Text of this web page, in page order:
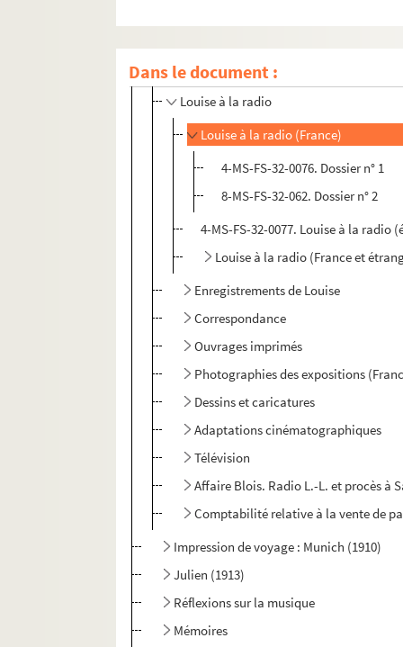
Dans le document :
Productions de
Critiques (France et presse
Louise à la radio
Louise à la radio (France)
4-MS-FS-32-0076. Dossier n° 1
8-MS-FS-32-062. Dossier n° 2
4-MS-FS-32-0077. Louise à la
Louise à la radio (France et
Enregistrements de Louise
Correspondance
Ouvrages imprimés
Photographies des expositions
Dessins et caricatures
Adaptations cinématographiques
Télévision
Affaire Blois. Radio L.-L. et procès à
Comptabilité relative à la vente de
Impression de voyage : Munich (1910)
Julien (1913)
Réflexions sur la musique
Mémoires